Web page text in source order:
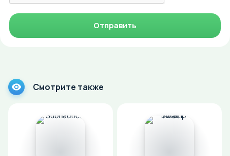
Отправить
Смотрите также